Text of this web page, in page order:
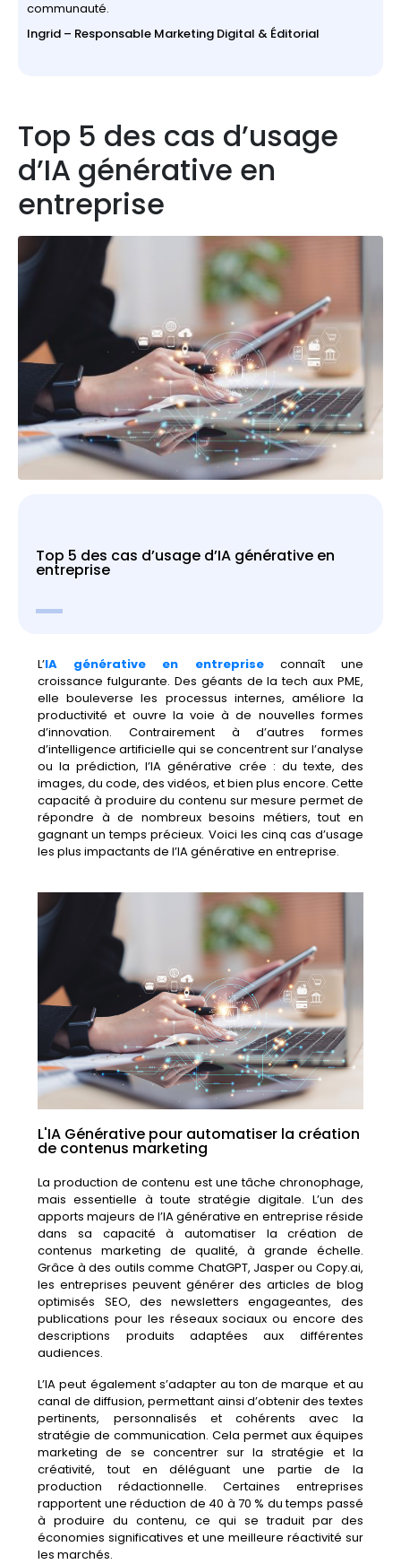
communauté.
Ingrid – Responsable Marketing Digital & Éditorial
Top 5 des cas d’usage
d’IA générative en
entreprise
Top 5 des cas d’usage d’IA générative en
entreprise
L’IA générative en entreprise connaît une
croissancefulgurante. Des géants delatechaux PME,
ellebouleverseles processus internes, améliore la
productivitéet ouvre lavoieàde nouvellesformes
d’innovation. Contrairement àd’autresformes
d’intelligenceartificiellequi se concentrentsurl’analyse
oulaprédiction,l’IAgénérative crée : dutexte, des
images,ducode,desvidéos, etbien plus encore. Cette
capacité à produireducontenu surmesurepermet de
répondre àde nombreuxbesoins métiers,tout en
gagnantuntempsprécieux. Voici les cinq cas d’usage
lesplusimpactantsdel’IAgénérativeenentreprise.
L'IA Générative pour automatiser la création
de contenus marketing
Laproductiondecontenu est unetâche chronophage,
maisessentielle àtoutestratégiedigitale. L’un des
apportsmajeurs de l’IAgénérativeen entreprise réside
dans sa capacitéà automatiser lacréation de
contenusmarketingde qualité, à grande échelle.
Grâce àdes outilscomme ChatGPT, Jasperou Copy.ai,
lesentreprises peuvent générerdesarticlesde blog
optimisés SEO, desnewslettersengageantes, des
publicationspour les réseauxsociauxouencore des
descriptions produitsadaptéesaux différentes
audiences.
L’IApeut également s’adapter autondemarque et au
canal de diffusion,permettant ainsid’obtenirdestextes
pertinents, personnalisés etcohérentsavec la
stratégiedecommunication. Cela permet aux équipes
marketingde se concentrersurlastratégie et la
créativité,tout endéléguant une partiede la
productionrédactionnelle. Certaines entreprises
rapportent uneréduction de 40 à 70 % dutemps passé
àproduireducontenu,ce qui setraduit par des
économiessignificativeset une meilleure réactivité sur
lesmarchés.